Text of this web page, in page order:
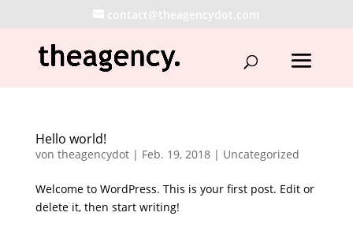
contact@theagencydot.com
Hello world!
von theagencydot| Feb. 19, 2018| Uncategorized
Welcome to WordPress. This is your first post. Edit or
delete it, then start writing!